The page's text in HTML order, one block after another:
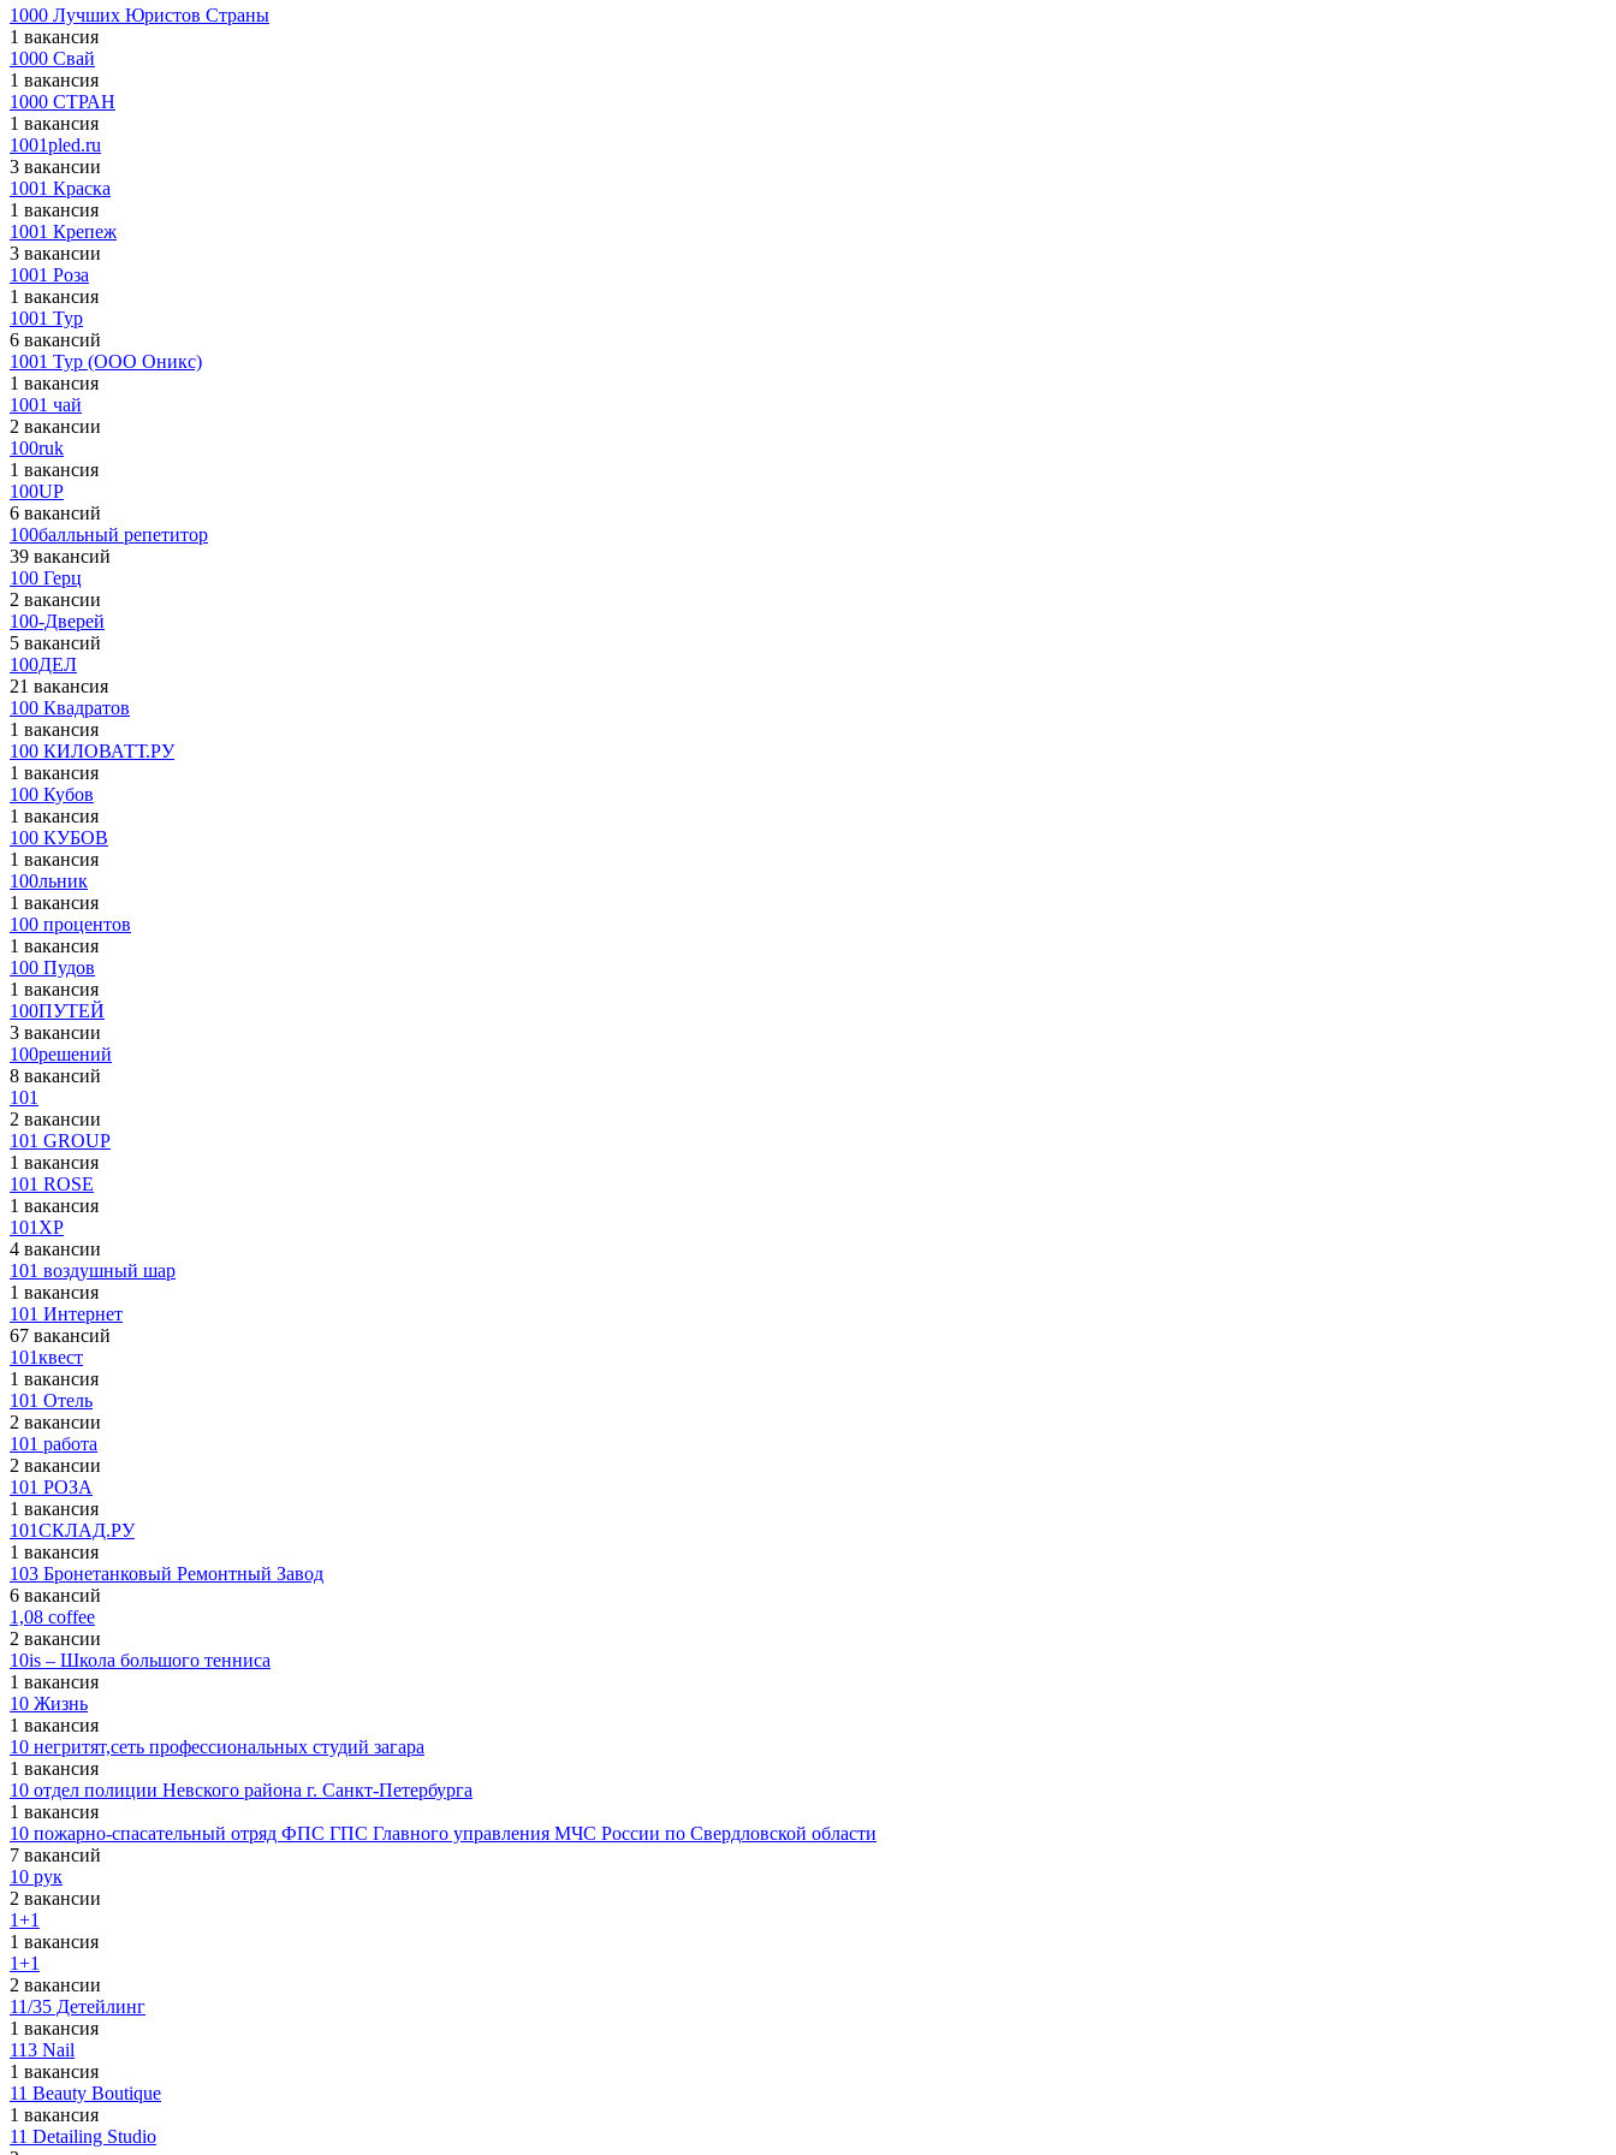
1000 Лучших Юристов Страны
1 вакансия
1000 Свай
1 вакансия
1000 СТРАН
1 вакансия
1001pled.ru
3 вакансии
1001 Краска
1 вакансия
1001 Крепеж
3 вакансии
1001 Роза
1 вакансия
1001 Тур
6 вакансий
1001 Тур (ООО Оникс)
1 вакансия
1001 чай
2 вакансии
100ruk
1 вакансия
100UP
6 вакансий
100балльный репетитор
39 вакансий
100 Герц
2 вакансии
100-Дверей
5 вакансий
100ДЕЛ
21 вакансия
100 Квадратов
1 вакансия
100 КИЛОВАТТ.РУ
1 вакансия
100 Кубов
1 вакансия
100 КУБОВ
1 вакансия
100льник
1 вакансия
100 процентов
1 вакансия
100 Пудов
1 вакансия
100ПУТЕЙ
3 вакансии
100решений
8 вакансий
101
2 вакансии
101 GROUP
1 вакансия
101 ROSE
1 вакансия
101XP
4 вакансии
101 воздушный шар
1 вакансия
101 Интернет
67 вакансий
101квест
1 вакансия
101 Отель
2 вакансии
101 работа
2 вакансии
101 РОЗА
1 вакансия
101СКЛАД.РУ
1 вакансия
103 Бронетанковый Ремонтный Завод
6 вакансий
1,08 coffee
2 вакансии
10is – Школа большого тенниса
1 вакансия
10 Жизнь
1 вакансия
10 негритят,сеть профессиональных студий загара
1 вакансия
10 отдел полиции Невского района г. Санкт-Петербурга
1 вакансия
10 пожарно-спасательный отряд ФПС ГПС Главного управления МЧС России по Свердловской области
7 вакансий
10 рук
2 вакансии
1+1
1 вакансия
1+1
2 вакансии
11/35 Детейлинг
1 вакансия
113 Nail
1 вакансия
11 Beauty Boutique
1 вакансия
11 Detailing Studio